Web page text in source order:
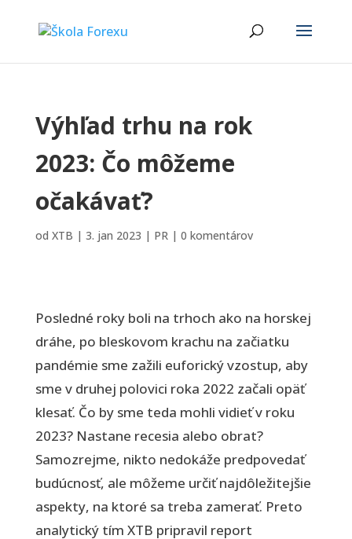
Výhľad trhu na rok
2023: Čo môžeme
očakávať?
od XTB | 3. jan 2023 | PR| 0 komentárov
Posledné roky boli na trhoch ako na horskej
dráhe, po bleskovom krachu na začiatku
pandémie sme zažili euforický vzostup, aby
sme v druhej polovici roka 2022 začali opäť
klesať. Čo by sme teda mohli vidieť v roku
2023? Nastane recesia alebo obrat?
Samozrejme, nikto nedokáže predpovedať
budúcnosť, ale môžeme určiť najdôležitejšie
aspekty, na ktoré sa treba zamerať. Preto
analytický tím XTB pripravil report